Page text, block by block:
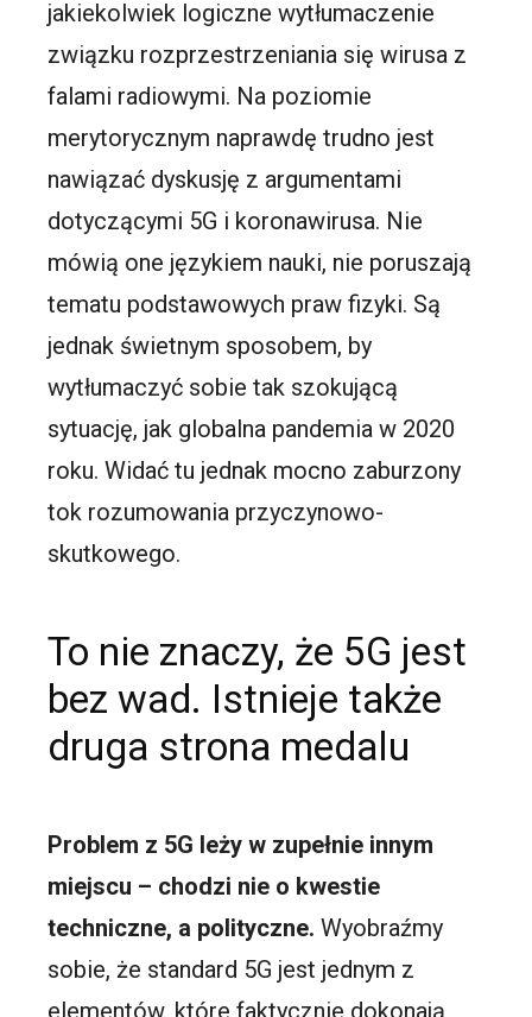
jakiekolwiek logiczne wytłumaczenie
związku rozprzestrzeniania się wirusa z
falami radiowymi. Na poziomie
merytorycznym naprawdę trudno jest
nawiązać dyskusję z argumentami
dotyczącymi 5G i koronawirusa. Nie
mówią one językiem nauki, nie poruszają
tematu podstawowych praw fizyki. Są
jednak świetnym sposobem, by
wytłumaczyć sobie tak szokującą
sytuację, jak globalna pandemia w 2020
roku. Widać tu jednak mocno zaburzony
tok rozumowania przyczynowo-
skutkowego.
To nie znaczy, że 5G jest
bez wad. Istnieje także
druga strona medalu
Problem z 5G leży w zupełnie innym
miejscu – chodzi nie o kwestie
techniczne, a polityczne. Wyobraźmy
sobie, że standard 5G jest jednym z